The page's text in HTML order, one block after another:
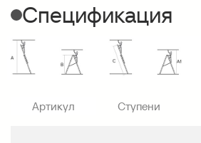
Спецификация
Артикул Ступени